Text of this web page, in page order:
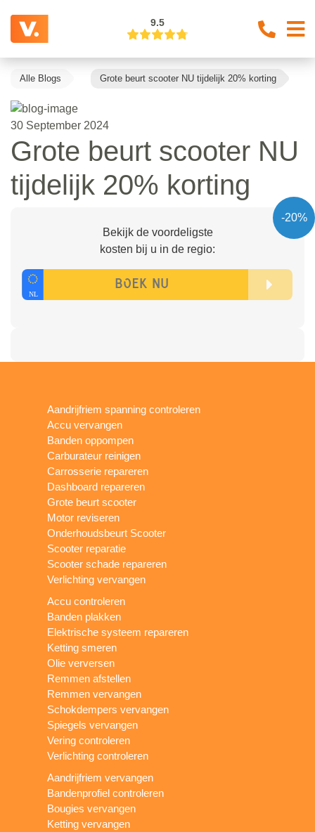
9.5
Alle Blogs Grote beurt scooter NU tijdelijk 20% korting
30 September 2024
Grote beurt scooter NU
tijdelijk 20% korting
-20%
Bekijk de voordeligste
kosten bij u in de regio:
Aandrijfriem spanning controleren
Accu vervangen
Banden oppompen
Carburateur reinigen
Carrosserie repareren
Dashboard repareren
Grote beurt scooter
Motor reviseren
Onderhoudsbeurt Scooter
Scooter reparatie
Scooter schade repareren
Verlichting vervangen
Accu controleren
Banden plakken
Elektrische systeem repareren
Ketting smeren
Olie verversen
Remmen afstellen
Remmen vervangen
Schokdempers vervangen
Spiegels vervangen
Vering controleren
Verlichting controleren
Aandrijfriem vervangen
Bandenprofiel controleren
Bougies vervangen
Ketting vervangen